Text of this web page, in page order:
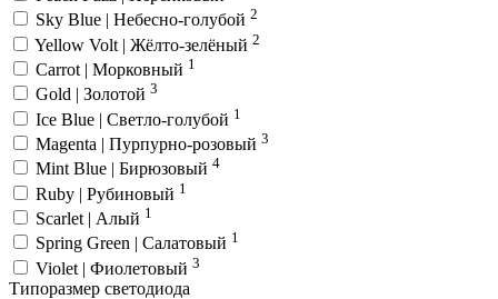
Sky Blue | Небесно-голубой 2
Yellow Volt | Жёлто-зелёный 2
Carrot | Морковный 1
Gold | Золотой 3
Ice Blue | Светло-голубой 1
Magenta | Пурпурно-розовый 3
Mint Blue | Бирюзовый 4
Ruby | Рубиновый 1
Scarlet | Алый 1
Spring Green | Салатовый 1
Violet | Фиолетовый 3
Типоразмер светодиода